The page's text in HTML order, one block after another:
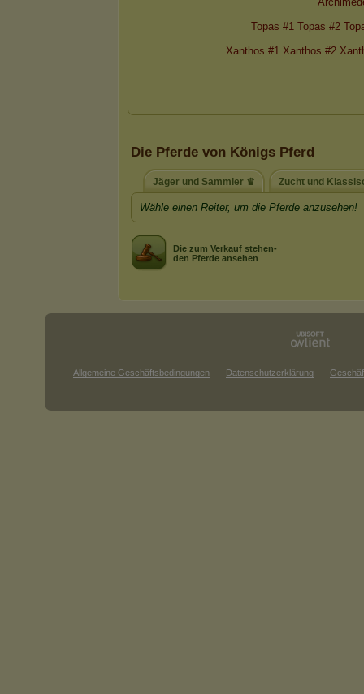
Die Pferde von Königs Pferd
Jäger und Sammler ♛ Zucht und
Wähle einen Reiter, um die Pferde anzusehen!
Die zum Verkauf stehen-
den Pferde ansehen
Allgemeine Geschäftsbedingungen Datenschutzerklärung